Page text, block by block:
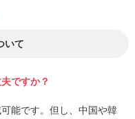
いて
ですか？
能です。但し、中国や韓